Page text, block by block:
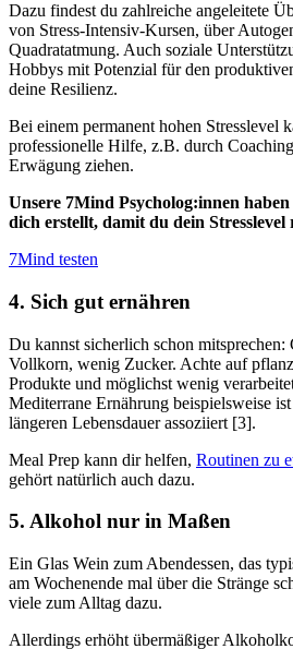
Dazu findest du zahlreiche angeleitete
von Stress-Intensiv-Kursen, über
Quadratatmung. Auch soziale
Hobbys mit Potenzial für den
deine Resilienz.
Bei einem permanent hohen Stresslevel
professionelle Hilfe, z.B. durch
Erwägung ziehen.
Unsere 7Mind Psycholog:innen
dich erstellt, damit du dein
7Mind testen
4. Sich gut ernähren
Du kannst sicherlich schon mitsprechen:
Vollkorn, wenig Zucker. Achte auf
Produkte und möglichst wenig
Mediterrane Ernährung beispielsweise
längeren Lebensdauer assoziiert [3].
Meal Prep kann dir helfen, Routinen zu
gehört natürlich auch dazu.
5. Alkohol nur in Maßen
Ein Glas Wein zum Abendessen, das
am Wochenende mal über die Stränge
viele zum Alltag dazu.
Allerdings erhöht übermäßiger